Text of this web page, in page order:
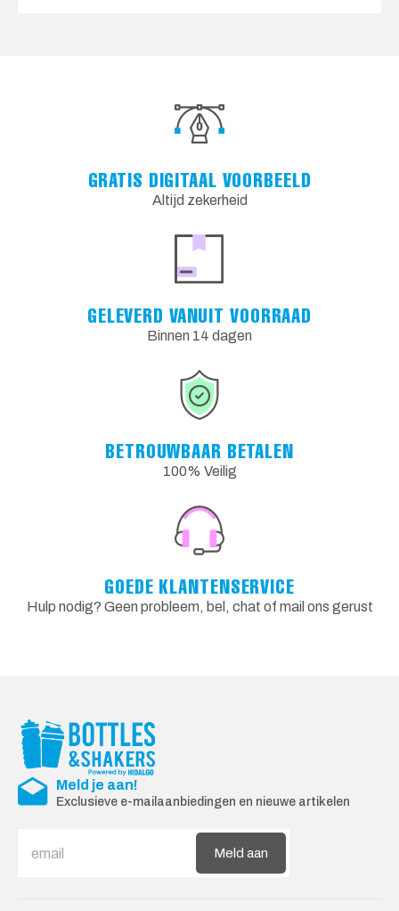
GRATIS DIGITAAL VOORBEELD
Altijd zekerheid
GELEVERD VANUIT VOORRAAD
Binnen 14 dagen
BETROUWBAAR BETALEN
100% Veilig
GOEDE KLANTENSERVICE
Hulp nodig? Geen probleem, bel, chat of mail ons gerust
Meld je aan!
Exclusieve e-mailaanbiedingen en nieuwe artikelen
Meld aan